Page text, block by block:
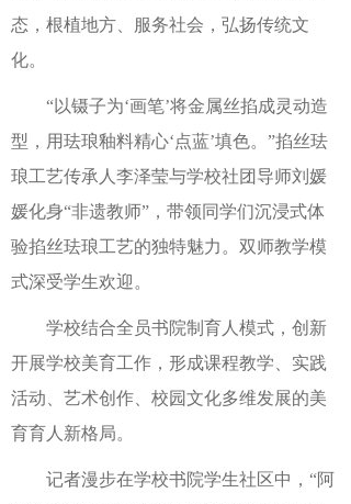
态，根植地方、服务社会，弘扬传统文
化。
“以镊子为‘画笔’将金属丝掐成灵动造
型，用珐琅釉料精心‘点蓝’填色。”掐丝珐
琅工艺传承人李泽莹与学校社团导师刘媛
媛化身“非遗教师”，带领同学们沉浸式体
验掐丝珐琅工艺的独特魅力。双师教学模
式深受学生欢迎。
学校结合全员书院制育人模式，创新
开展学校美育工作，形成课程教学、实践
活动、艺术创作、校园文化多维发展的美
育育人新格局。
记者漫步在学校书院学生社区中，“阿